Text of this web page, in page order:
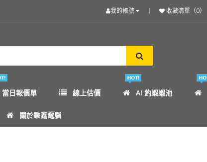
我的帳號 收藏清單（0）
當日報價單 線上估價 AI 釣蝦蝦池
關於秉鑫電腦